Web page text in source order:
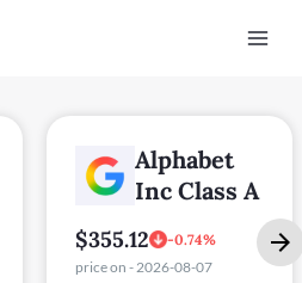
Alphabet
Inc Class A
$355.12
-0.74%
price on - 2026-08-07